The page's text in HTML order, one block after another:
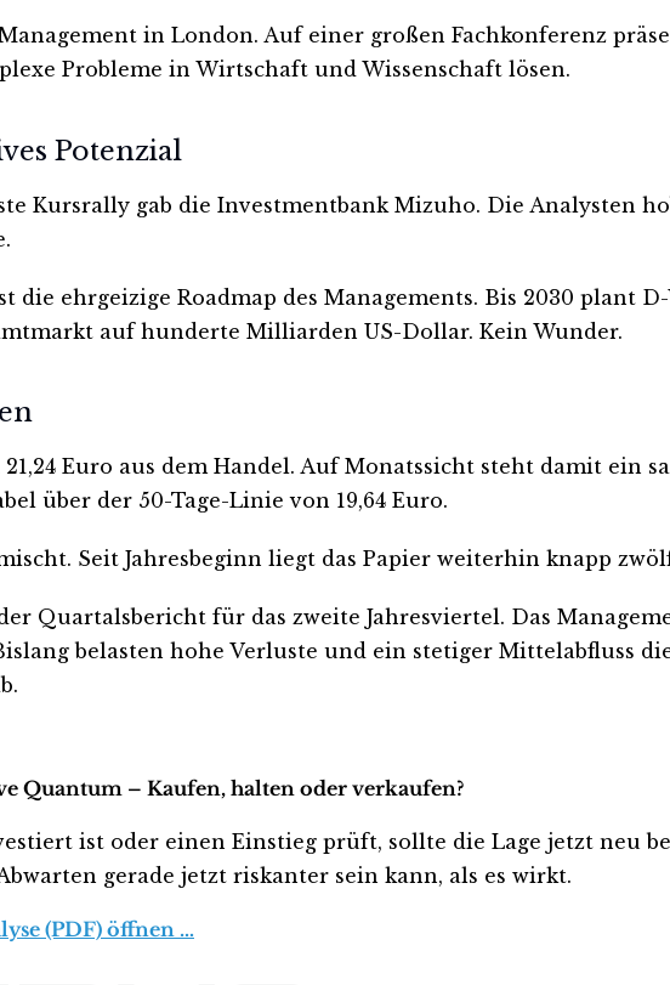
in London. Auf einer großen Fachkonferenz
Probleme in Wirtschaft und Wissenschaft lösen.
Potenzial
Kursrally gab die Investmentbank Mizuho. Die Analysten
ehrgeizige Roadmap des Managements. Bis 2030 plant
auf hunderte Milliarden US-Dollar. Kein Wunder.
Euro aus dem Handel. Auf Monatssicht steht damit ein
über der 50-Tage-Linie von 19,64 Euro.
Seit Jahresbeginn liegt das Papier weiterhin knapp
Quartalsbericht für das zweite Jahresviertel. Das
belasten hohe Verluste und ein stetiger Mittelabfluss
Quantum – Kaufen, halten oder verkaufen?
ist oder einen Einstieg prüft, sollte die Lage jetzt neu
gerade jetzt riskanter sein kann, als es wirkt.
(PDF) öffnen …